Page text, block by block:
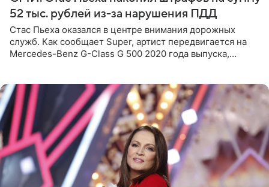
52 тыс. рублей из-за нарушения ПДД
Стас Пьеха оказался в центре внимания дорожных
служб. Как сообщает Super, артист передвигается на
Mercedes-Benz G-Class G 500 2020 года выпуска,